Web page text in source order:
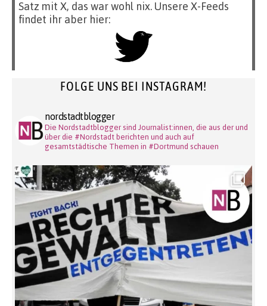
Satz mit X, das war wohl nix. Unsere X-Feeds
findet ihr aber hier:
FOLGE UNS BEI INSTAGRAM!
nordstadtblogger
Die Nordstadtblogger sind Journalist:innen, die aus der und
über die #Nordstadt berichten und auch auf
gesamtstädtische Themen in #Dortmund schauen